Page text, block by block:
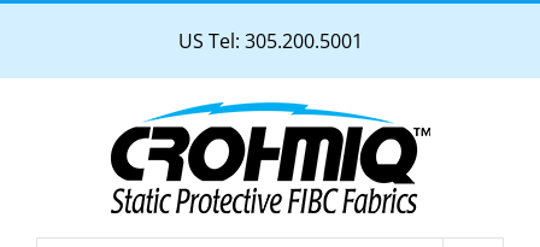
content
US Tel: 305.200.5001